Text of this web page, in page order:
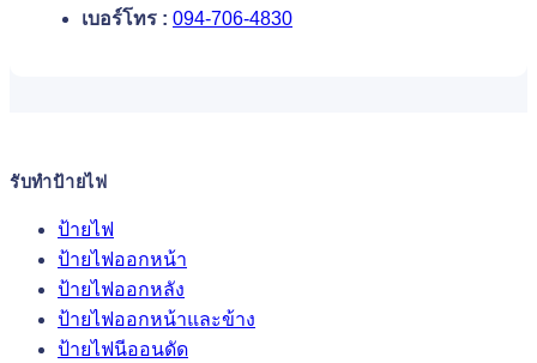
เบอร์โทร : 094-706-4830
รับทำป้ายไฟ
ป้ายไฟ
ป้ายไฟออกหน้า
ป้ายไฟออกหลัง
ป้ายไฟออกหน้าและข้าง
ป้ายไฟนีออนดัด